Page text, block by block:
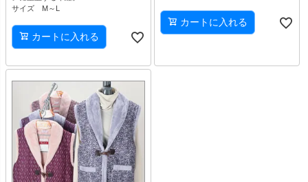
サイズ M～L
カートに入れる
カートに入れる